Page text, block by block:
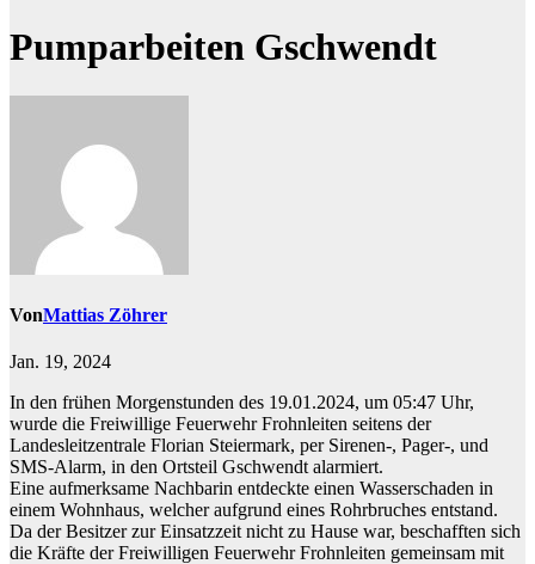
Pumparbeiten Gschwendt
VonMattias Zöhrer
Jan. 19, 2024
In den frühen Morgenstunden des 19.01.2024, um 05:47 Uhr,
wurde die Freiwillige Feuerwehr Frohnleiten seitens der
Landesleitzentrale Florian Steiermark, per Sirenen-, Pager-, und
SMS-Alarm, in den Ortsteil Gschwendt alarmiert.
Eine aufmerksame Nachbarin entdeckte einen Wasserschaden in
einem Wohnhaus, welcher aufgrund eines Rohrbruches entstand.
Da der Besitzer zur Einsatzzeit nicht zu Hause war, beschafften sich
die Kräfte der Freiwilligen Feuerwehr Frohnleiten gemeinsam mit